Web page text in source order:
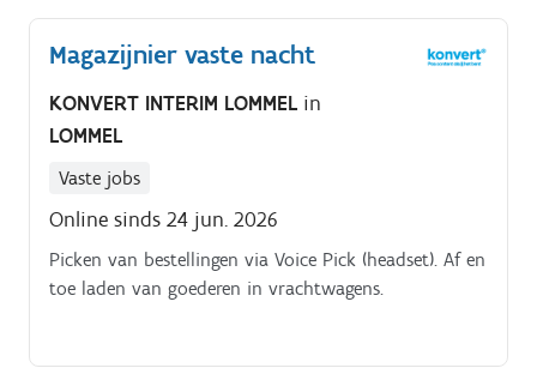
KIEZEN: mogelijkheid dag/ nacht/ 2 ploegen).
Magazijnier vaste nacht
KONVERT INTERIM LOMMEL in
LOMMEL
Vaste jobs
Online sinds 24 jun. 2026
Picken van bestellingen via Voice Pick (headset). Af en
toe laden van goederen in vrachtwagens.